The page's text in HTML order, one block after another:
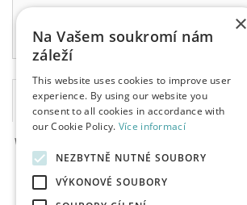
We are sorry but there are currently no tickets
×
Na Vašem soukromí nám
záleží
This website uses cookies to improve user
experience. By using our website you
consent to all cookies in accordance with
our Cookie Policy. Více informací
NEZBYTNĚ NUTNÉ SOUBORY
VÝKONOVÉ SOUBORY